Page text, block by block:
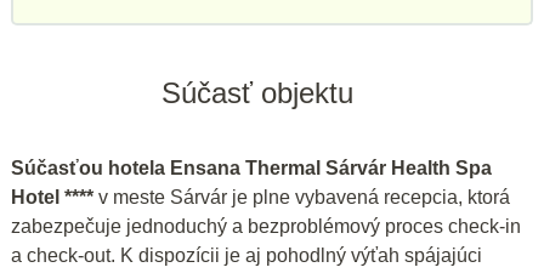
Súčasť objektu
Súčasťou hotela Ensana Thermal Sárvár Health Spa
Hotel **** v meste Sárvár je plne vybavená recepcia, ktorá
zabezpečuje jednoduchý a bezproblémový proces check-in
a check-out. K dispozícii je aj pohodlný výťah spájajúci